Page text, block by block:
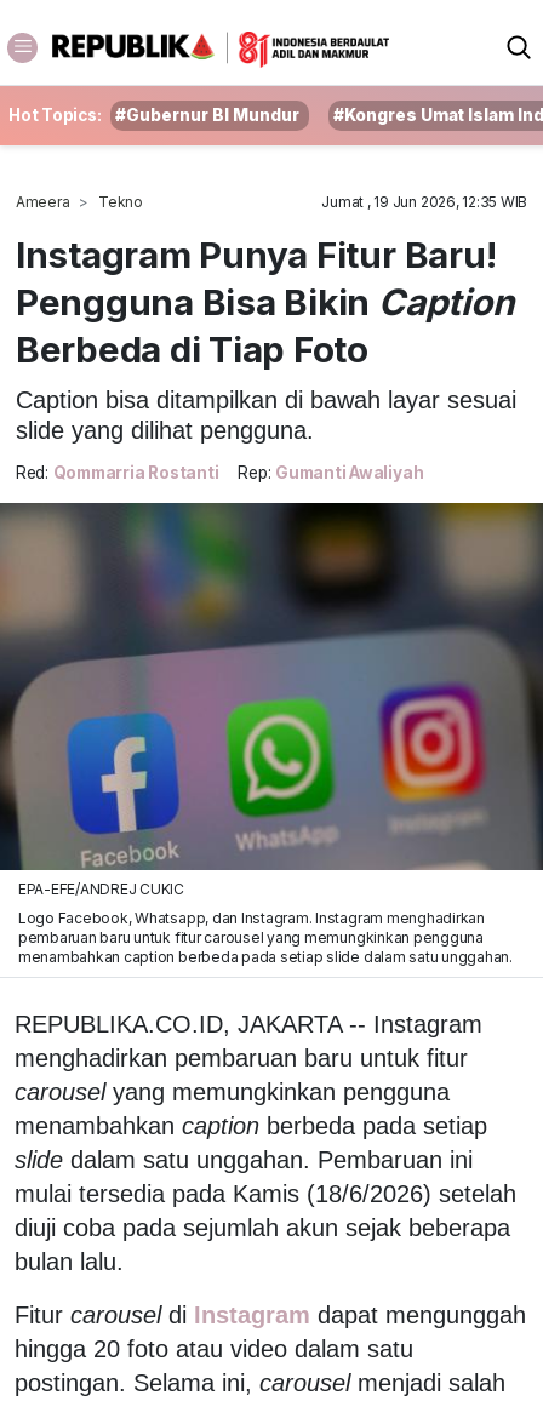
Hot Topics: #Gubernur BI Mundur #Kongres Umat Islam
Ameera Tekno Jumat , 19 Jun 2026, 12:35 WIB
Instagram Punya Fitur Baru!
Pengguna Bisa Bikin Caption
Berbeda di Tiap Foto
Caption bisa ditampilkan di bawah layar sesuai
slide yang dilihat pengguna.
Red: Qommarria Rostanti Rep: Gumanti Awaliyah
EPA-EFE/ANDREJ CUKIC
Logo Facebook, Whatsapp, dan Instagram. Instagram menghadirkan
pembaruan baru untuk fitur carousel yang memungkinkan pengguna
menambahkan caption berbeda pada setiap slide dalam satu unggahan.
REPUBLIKA.CO.ID, JAKARTA -- Instagram
menghadirkan pembaruan baru untuk fitur
carouselyang memungkinkan pengguna
menambahkan caption berbeda pada setiap
slide dalam satu unggahan. Pembaruan ini
mulai tersedia pada Kamis (18/6/2026) setelah
diuji coba pada sejumlah akun sejak beberapa
bulan lalu.
Fitur carouseldi Instagram dapat mengunggah
hingga 20 foto atau video dalam satu
postingan. Selama ini, carouselmenjadi salah